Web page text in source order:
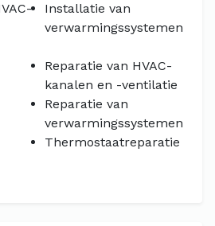
Installatie van
verwarmingssystemen
Reparatie van HVAC-
kanalen en -ventilatie
Reparatie van
verwarmingssystemen
Thermostaatreparatie